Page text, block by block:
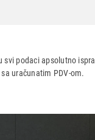
svi podaci apsolutno
uračunatim PDV-om.